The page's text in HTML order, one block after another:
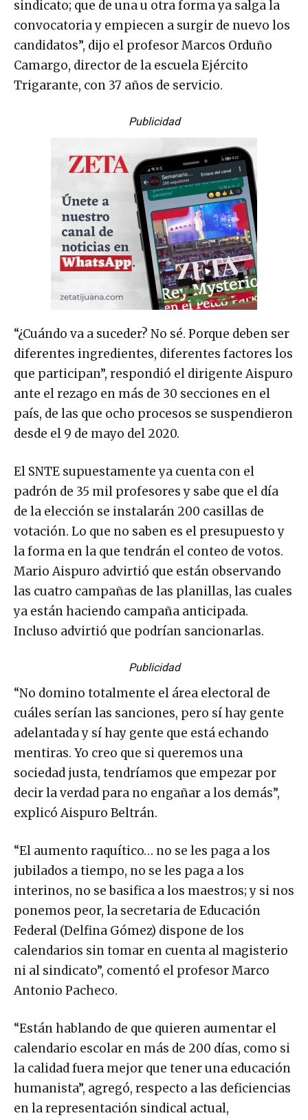
sindicato; que de una u otra forma ya salga la
convocatoria y empiecen a surgir de nuevo los
candidatos”, dijo el profesor Marcos Orduño
Camargo, director de la escuela Ejército
Trigarante, con 37 años de servicio.
Publicidad
“¿Cuándo va a suceder? No sé. Porque deben ser
diferentes ingredientes, diferentes factores los
que participan”, respondió el dirigente Aispuro
ante el rezago en más de 30 secciones en el
país, de las que ocho procesos se suspendieron
desde el 9 de mayo del 2020.
El SNTE supuestamente ya cuenta con el
padrón de 35 mil profesores y sabe que el día
de la elección se instalarán 200 casillas de
votación. Lo que no saben es el presupuesto y
la forma en la que tendrán el conteo de votos.
Mario Aispuro advirtió que están observando
las cuatro campañas de las planillas, las cuales
ya están haciendo campaña anticipada.
Incluso advirtió que podrían sancionarlas.
Publicidad
“No domino totalmente el área electoral de
cuáles serían las sanciones, pero sí hay gente
adelantada y sí hay gente que está echando
mentiras. Yo creo que si queremos una
sociedad justa, tendríamos que empezar por
decir la verdad para no engañar a los demás”,
explicó Aispuro Beltrán.
“El aumento raquítico… no se les paga a los
jubilados a tiempo, no se les paga a los
interinos, no se basifica a los maestros; y si nos
ponemos peor, la secretaria de Educación
Federal (Delfina Gómez) dispone de los
calendarios sin tomar en cuenta al magisterio
ni al sindicato”, comentó el profesor Marco
Antonio Pacheco.
“Están hablando de que quieren aumentar el
calendario escolar en más de 200 días, como si
la calidad fuera mejor que tener una educación
humanista”, agregó, respecto a las deficiencias
en la representación sindical actual,